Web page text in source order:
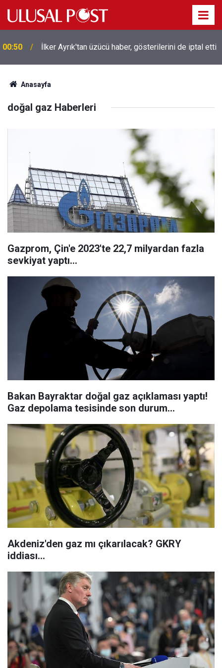
00:50 İlker Ayrık'tan üzücü haber, gösterilerini de iptal etti
Anasayfa
doğal gaz Haberleri
Gazprom, Çin'e 2023'te 22,7 milyardan fazla
sevkiyat yaptı...
Bakan Bayraktar doğal gaz açıklaması yaptı!
Gaz depolama tesisinde son durum...
Akdeniz'den gaz mı çıkarılacak? GKRY
iddiası...